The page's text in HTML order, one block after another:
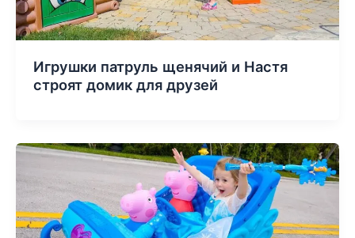
Игрушки патруль щенячий и Настя
строят домик для друзей